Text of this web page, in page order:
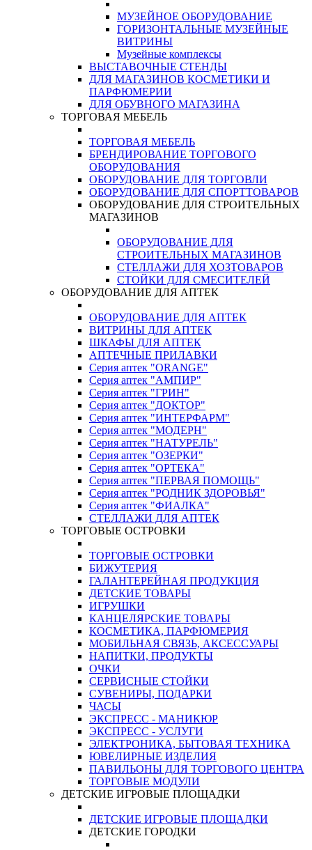
МУЗЕЙНОЕ ОБОРУДОВАНИЕ
ГОРИЗОНТАЛЬНЫЕ МУЗЕЙНЫЕ
ВИТРИНЫ
Музейные комплексы
ВЫСТАВОЧНЫЕ СТЕНДЫ
ДЛЯ МАГАЗИНОВ КОСМЕТИКИ И
ПАРФЮМЕРИИ
ДЛЯ ОБУВНОГО МАГАЗИНА
ТОРГОВАЯ МЕБЕЛЬ
ТОРГОВАЯ МЕБЕЛЬ
БРЕНДИРОВАНИЕ ТОРГОВОГО
ОБОРУДОВАНИЯ
ОБОРУДОВАНИЕ ДЛЯ ТОРГОВЛИ
ОБОРУДОВАНИЕ ДЛЯ СПОРТТОВАРОВ
ОБОРУДОВАНИЕ ДЛЯ СТРОИТЕЛЬНЫХ
МАГАЗИНОВ
ОБОРУДОВАНИЕ ДЛЯ
СТРОИТЕЛЬНЫХ МАГАЗИНОВ
СТЕЛЛАЖИ ДЛЯ ХОЗТОВАРОВ
СТОЙКИ ДЛЯ СМЕСИТЕЛЕЙ
ОБОРУДОВАНИЕ ДЛЯ АПТЕК
ОБОРУДОВАНИЕ ДЛЯ АПТЕК
ВИТРИНЫ ДЛЯ АПТЕК
ШКАФЫ ДЛЯ АПТЕК
АПТЕЧНЫЕ ПРИЛАВКИ
Серия аптек "ORANGE"
Серия аптек "АМПИР"
Серия аптек "ГРИН"
Серия аптек "ДОКТОР"
Серия аптек "ИНТЕРФАРМ"
Серия аптек "МОДЕРН"
Серия аптек "НАТУРЕЛЬ"
Серия аптек "ОЗЕРКИ"
Серия аптек "ОРТЕКА"
Серия аптек "ПЕРВАЯ ПОМОЩЬ"
Серия аптек "РОДНИК ЗДОРОВЬЯ"
Серия аптек "ФИАЛКА"
СТЕЛЛАЖИ ДЛЯ АПТЕК
ТОРГОВЫЕ ОСТРОВКИ
ТОРГОВЫЕ ОСТРОВКИ
БИЖУТЕРИЯ
ГАЛАНТЕРЕЙНАЯ ПРОДУКЦИЯ
ДЕТСКИЕ ТОВАРЫ
ИГРУШКИ
КАНЦЕЛЯРСКИЕ ТОВАРЫ
КОСМЕТИКА, ПАРФЮМЕРИЯ
МОБИЛЬНАЯ СВЯЗЬ, АКСЕССУАРЫ
НАПИТКИ, ПРОДУКТЫ
ОЧКИ
СЕРВИСНЫЕ СТОЙКИ
СУВЕНИРЫ, ПОДАРКИ
ЧАСЫ
ЭКСПРЕСС - МАНИКЮР
ЭКСПРЕСС - УСЛУГИ
ЭЛЕКТРОНИКА, БЫТОВАЯ ТЕХНИКА
ЮВЕЛИРНЫЕ ИЗДЕЛИЯ
ПАВИЛЬОНЫ ДЛЯ ТОРГОВОГО ЦЕНТРА
ТОРГОВЫЕ МОДУЛИ
ДЕТСКИЕ ИГРОВЫЕ ПЛОЩАДКИ
ДЕТСКИЕ ИГРОВЫЕ ПЛОЩАДКИ
ДЕТСКИЕ ГОРОДКИ